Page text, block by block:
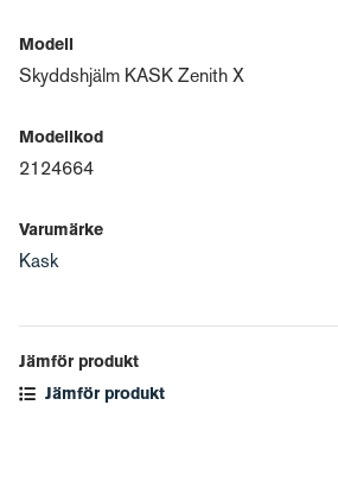
Modell
Skyddshjälm KASK Zenith X
Modellkod
2124664
Varumärke
Kask
Jämför produkt
Jämför produkt